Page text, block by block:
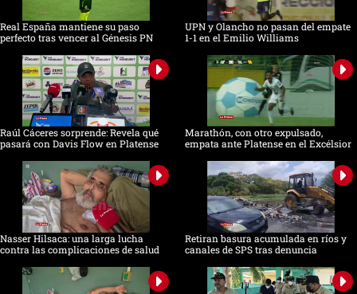
Real España mantiene su paso
perfecto tras vencer al Génesis PN
UPN y Olancho no pasan del empate
1-1 en el Emilio Williams
Raúl Cáceres sorprende: Revela qué
pasará con Davis Flow en Platense
Marathón, con otro expulsado,
empata ante Platense en el Excélsior
Nasser Hilsaca: una larga lucha
contra las complicaciones de salud
Retiran basura acumulada en ríos y
canales de SPS tras denuncia